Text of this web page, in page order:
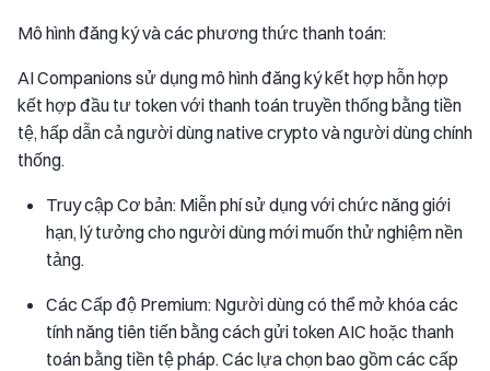
Mô hình đăng ký và các phương thức thanh toán:
AI Companions sử dụng mô hình đăng ký kết hợp hỗn hợp
kết hợp đầu tư token với thanh toán truyền thống bằng tiền
tệ, hấp dẫn cả người dùng native crypto và người dùng chính
thống.
Truy cập Cơ bản: Miễn phí sử dụng với chức năng giới
hạn, lý tưởng cho người dùng mới muốn thử nghiệm nền
tảng.
Các Cấp độ Premium: Người dùng có thể mở khóa các
tính năng tiên tiến bằng cách gửi token AIC hoặc thanh
toán bằng tiền tệ pháp. Các lựa chọn bao gồm các cấp